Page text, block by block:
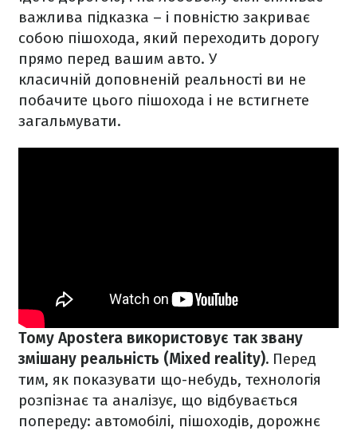
важлива підказка – і повністю закриває
собою пішохода, який переходить дорогу
прямо перед вашим авто. У
класичній доповненій реальності ви не
побачите цього пішохода і не встигнете
загальмувати.
Тому Apostera використовує так звану
змішану реальність (Mixed reality). Перед
тим, як показувати що-небудь, технологія
розпізнає та аналізує, що відбувається
попереду: автомобілі, пішоходів, дорожнє